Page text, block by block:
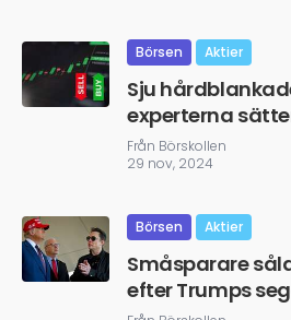
Börsen Aktier
Sju
experterna
Från Börskollen
29 nov, 2024
Börsen Aktier
Småsparare
efter Trumps